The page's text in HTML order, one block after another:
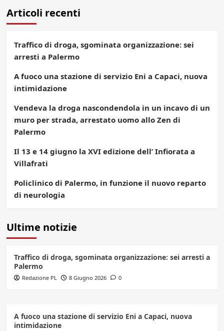
Articoli recenti
Traffico di droga, sgominata organizzazione: sei
arresti a Palermo
A fuoco una stazione di servizio Eni a Capaci, nuova
intimidazione
Vendeva la droga nascondendola in un incavo di un
muro per strada, arrestato uomo allo Zen di
Palermo
Il 13 e 14 giugno la XVI edizione dell’ Infiorata a
Villafrati
Policlinico di Palermo, in funzione il nuovo reparto
di neurologia
Ultime notizie
Traffico di droga, sgominata organizzazione: sei arresti a
Palermo
Redazione PL 8 Giugno 2026 0
A fuoco una stazione di servizio Eni a Capaci, nuova
intimidazione